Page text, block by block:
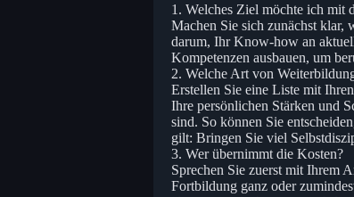
1. Welches Ziel möchte ich mit
Machen Sie sich zunächst klar,
darum, Ihr Know-how an
Kompetenzen ausbauen, um
2. Welche Art von
Erstellen Sie eine Liste mit
Ihre persönlichen Stärken und
sind. So können Sie
gilt: Bringen Sie viel
3. Wer übernimmt die Kosten?
Sprechen Sie zuerst mit Ihrem
Fortbildung ganz oder